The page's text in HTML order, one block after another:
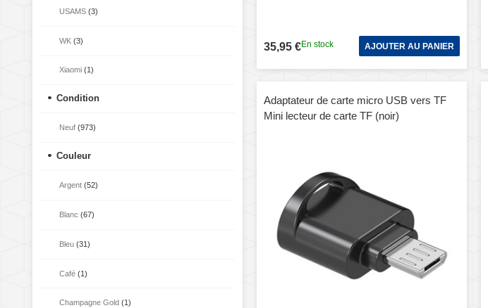
35,95 €En stock AJOUTER AU PANIER
Adaptateur de carte micro USB vers TF
Mini lecteur de carte TF (noir)
USAMS (3)
WK (3)
Xiaomi (1)
Condition
Neuf (973)
Couleur
Argent (52)
Blanc (67)
Bleu (31)
Café (1)
Champagne Gold (1)